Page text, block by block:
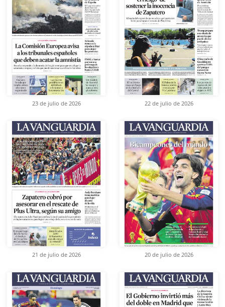
23 de julio de 2026 22 de julio de 2026
21 de julio de 2026 20 de julio de 2026